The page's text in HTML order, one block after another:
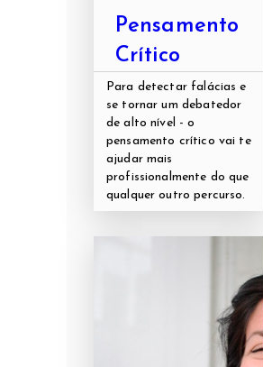
Pensamento
Crítico
Para detectar falácias e
se tornar um debatedor
de alto nível - o
pensamento crítico vai te
ajudar mais
profissionalmente do que
qualquer outro percurso.